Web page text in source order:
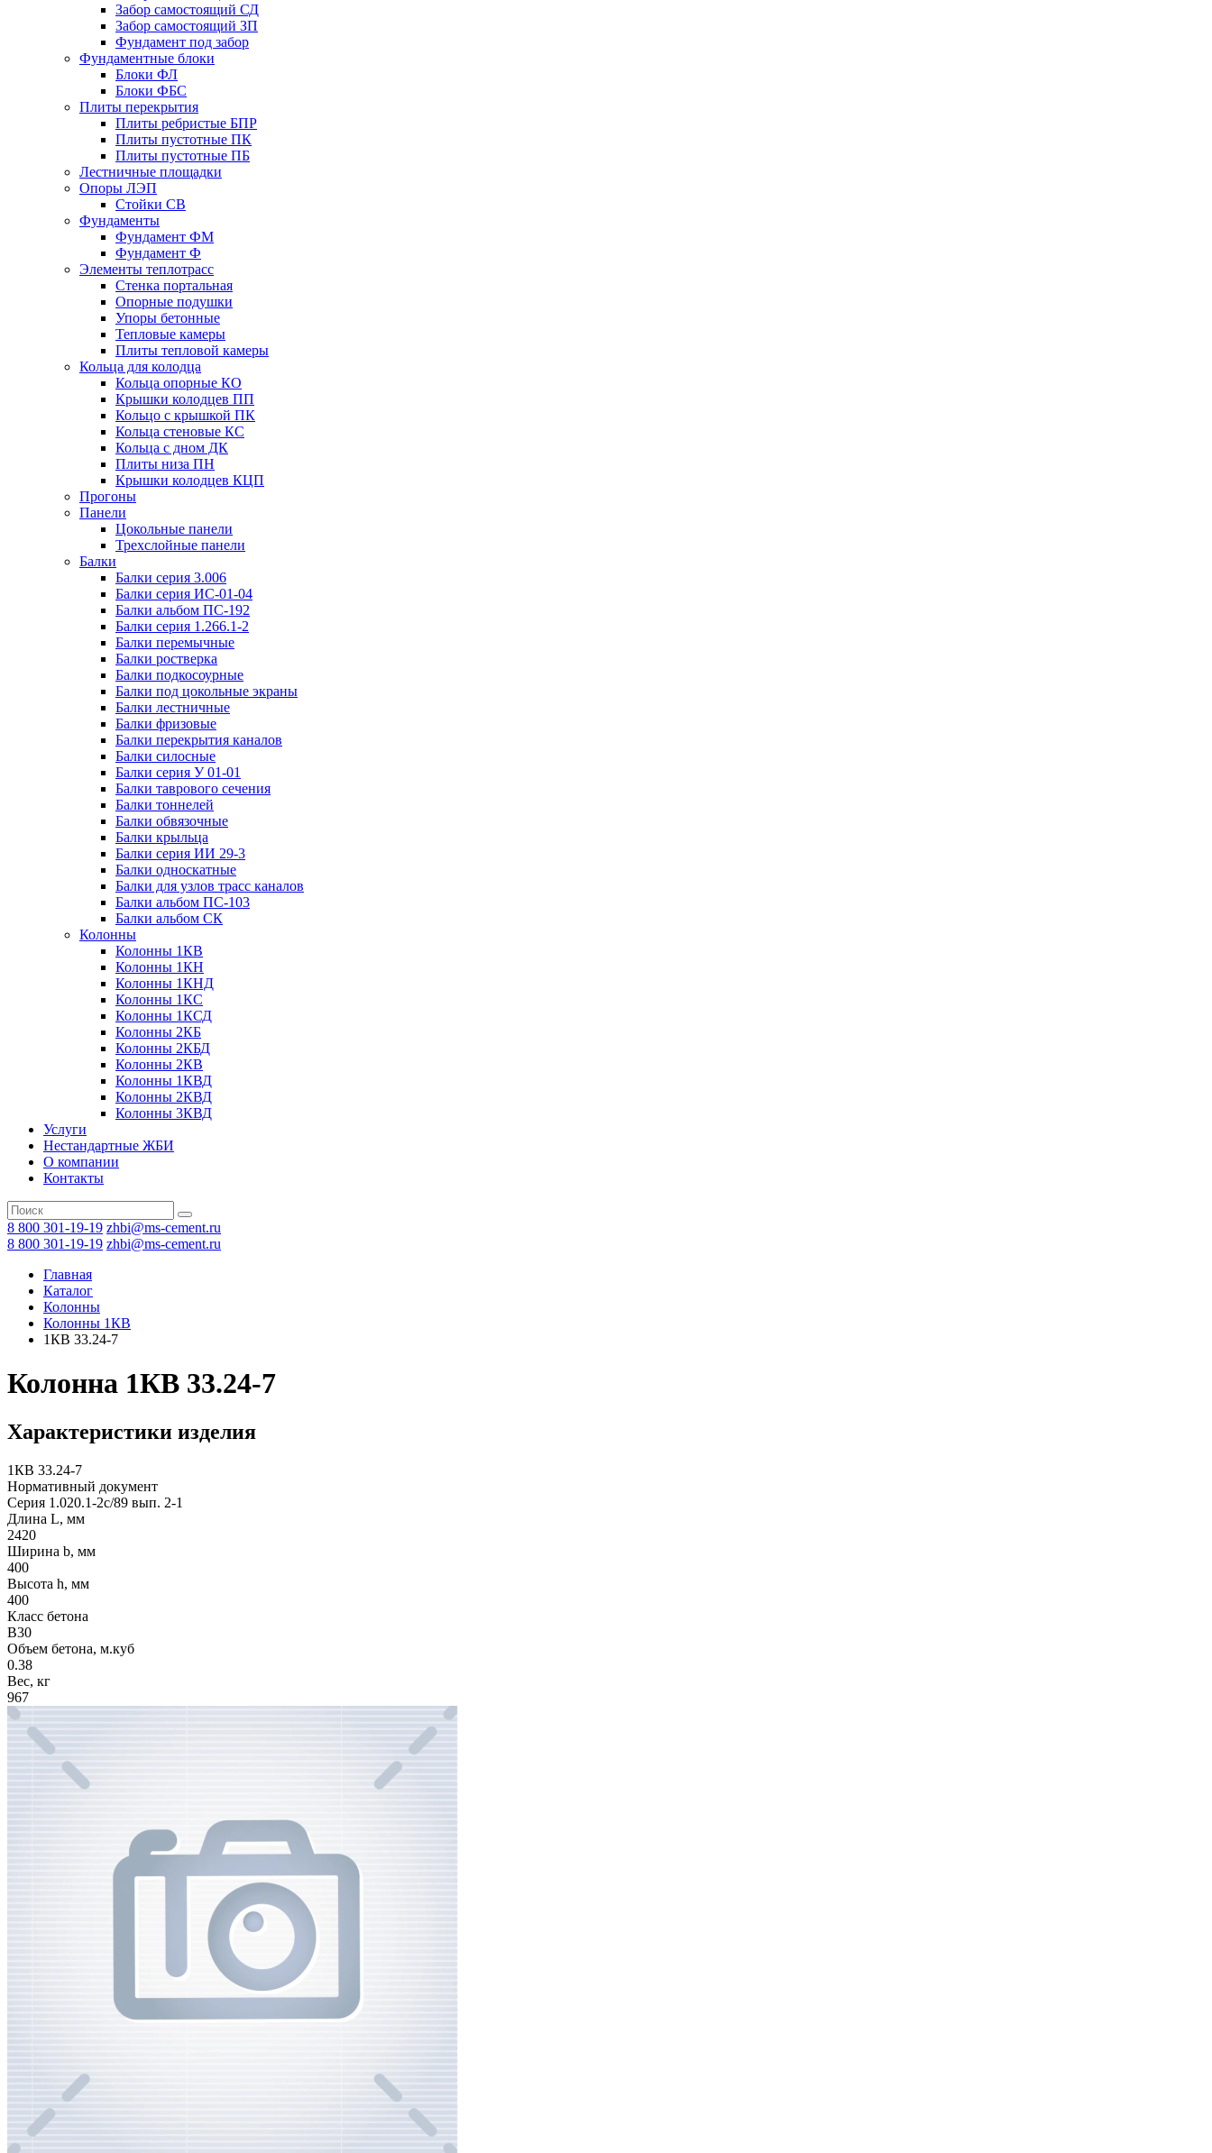
Забор самостоящий СД
Забор самостоящий ЗП
Фyндамент под забор
Фундаментные блоки
Блоки ФЛ
Блоки ФБС
Плиты перекрытия
Плиты ребристые БПР
Плиты пустотные ПК
Плиты пустотные ПБ
Лестничные площадки
Опоры ЛЭП
Стойки СВ
Фундаменты
Фyндамент ФМ
Фyндамент Ф
Элементы теплотрасс
Стенка портальная
Опорные подушки
Упоры бетонные
Тепловые камеры
Плиты тепловой камеры
Кольца для колодца
Кольца опорные КО
Крышки колодцев ПП
Кольцо с крышкой ПК
Кольца стеновые КС
Кольца с дном ДК
Плиты низа ПН
Крышки колодцев КЦП
Прогоны
Панели
Цокольные панели
Трехслойные панели
Балки
Балки серия 3.006
Балки серия ИС-01-04
Балки альбом ПС-192
Балки серия 1.266.1-2
Балки перемычные
Балки ростверка
Балки подкосоурные
Балки под цокольные экраны
Балки лестничные
Балки фризовые
Балки перекрытия каналов
Балки силосные
Балки серия У 01-01
Балки таврового сечения
Балки тоннелей
Балки обвязочные
Балки крыльца
Балки серия ИИ 29-3
Балки односкатные
Балки для узлов трасс каналов
Балки альбом ПС-103
Балки альбом СК
Колонны
Колонны 1КВ
Колонны 1КН
Колонны 1КНД
Колонны 1КС
Колонны 1КСД
Колонны 2КБ
Колонны 2КБД
Колонны 2КВ
Колонны 1КВД
Колонны 2КВД
Колонны 3КВД
Услуги
Нестандартные ЖБИ
О компании
Контакты
8 800 301-19-19 zhbi@ms-cement.ru
8 800 301-19-19 zhbi@ms-cement.ru
Главная
Каталог
Колонны
Колонны 1КВ
1КВ 33.24-7
Колонна 1КВ 33.24-7
Характеристики изделия
1КВ 33.24-7
Нормативный документ
Серия 1.020.1-2с/89 вып. 2-1
Длина L, мм
2420
Ширина b, мм
400
Высота h, мм
400
Класс бетона
В30
Объем бетона, м.куб
0.38
Вес, кг
967